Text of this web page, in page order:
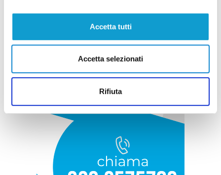
Accetta tutti
Accetta selezionati
Rifiuta